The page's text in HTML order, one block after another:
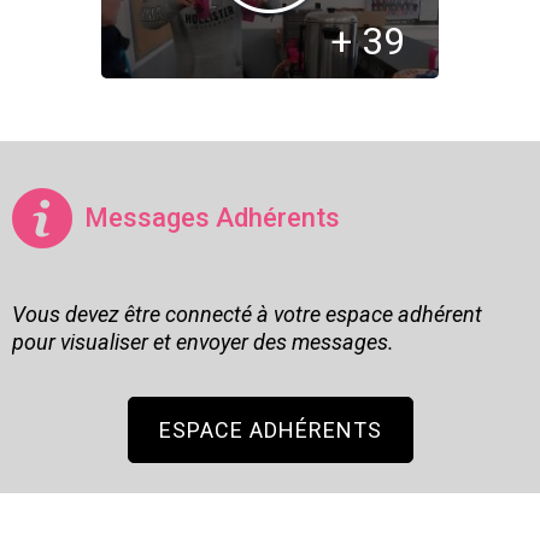
+ 39
Messages Adhérents
Vous devez être connecté à votre espace adhérent
pour visualiser et envoyer des messages.
ESPACE ADHÉRENTS